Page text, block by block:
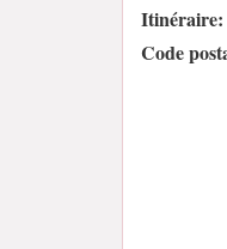
Itinéraire:
Code